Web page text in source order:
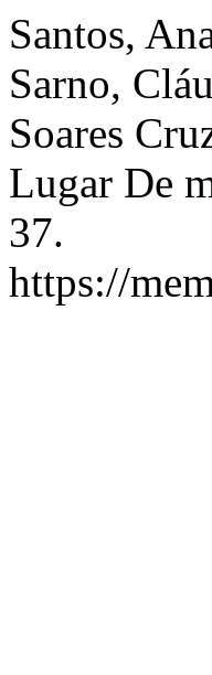
Santos,
Sarno,
Soares
Lugar De
37.
https://